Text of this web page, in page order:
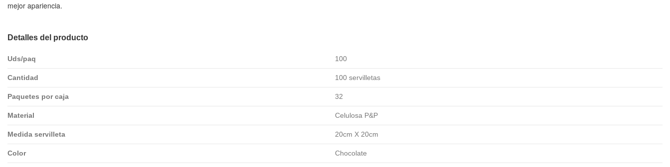
mejor apariencia.
Detalles del producto
Uds/paq 100
Cantidad 100 servilletas
Paquetes por caja 32
Material Celulosa P&P
Medida servilleta 20cm X 20cm
Color Chocolate